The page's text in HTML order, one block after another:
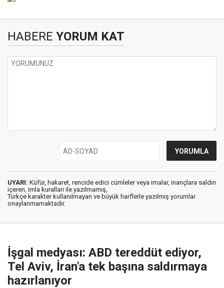
HABERE YORUM KAT
UYARI: Küfür, hakaret, rencide edici cümleler veya imalar, inançlara saldırı
içeren, imla kuralları ile yazılmamış,
Türkçe karakter kullanılmayan ve büyük harflerle yazılmış yorumlar
onaylanmamaktadır.
İşgal medyası: ABD tereddüt ediyor,
Tel Aviv, İran'a tek başına saldırmaya
hazırlanıyor